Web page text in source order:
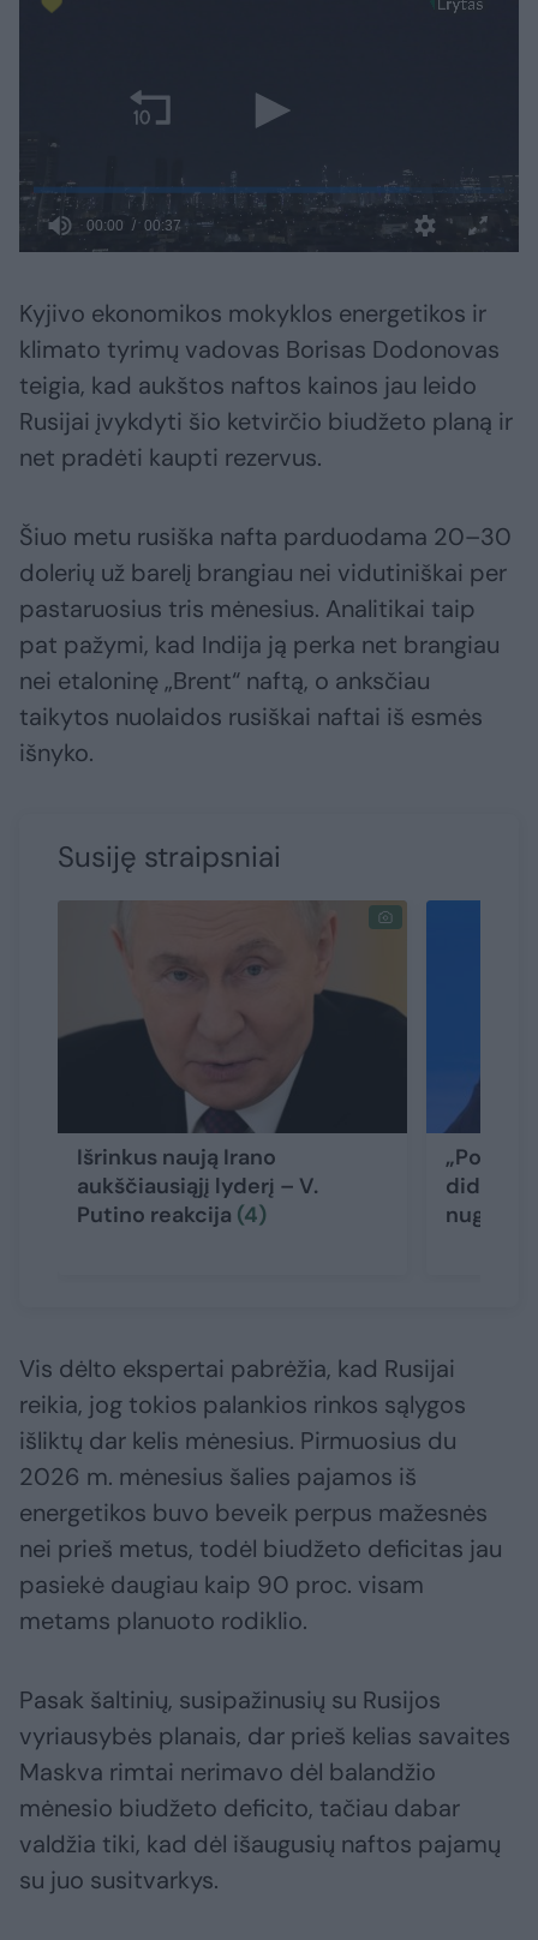
Kyjivo ekonomikos mokyklos energetikos ir
klimato tyrimų vadovas Borisas Dodonovas
teigia, kad aukštos naftos kainos jau leido
Rusijai įvykdyti šio ketvirčio biudžeto planą ir
net pradėti kaupti rezervus.
Šiuo metu rusiška nafta parduodama 20–30
dolerių už barelį brangiau nei vidutiniškai per
pastaruosius tris mėnesius. Analitikai taip
pat pažymi, kad Indija ją perka net brangiau
nei etaloninę „Brent“ naftą, o anksčiau
taikytos nuolaidos rusiškai naftai iš esmės
išnyko.
Susiję straipsniai
Išrinkus naują Irano
aukščiausiąjį lyderį – V.
Putino reakcija (4)
Vis dėlto ekspertai pabrėžia, kad Rusijai
reikia, jog tokios palankios rinkos sąlygos
išliktų dar kelis mėnesius. Pirmuosius du
2026 m. mėnesius šalies pajamos iš
energetikos buvo beveik perpus mažesnės
nei prieš metus, todėl biudžeto deficitas jau
pasiekė daugiau kaip 90 proc. visam
metams planuoto rodiklio.
Pasak šaltinių, susipažinusių su Rusijos
vyriausybės planais, dar prieš kelias savaites
Maskva rimtai nerimavo dėl balandžio
mėnesio biudžeto deficito, tačiau dabar
valdžia tiki, kad dėl išaugusių naftos pajamų
su juo susitvarkys.